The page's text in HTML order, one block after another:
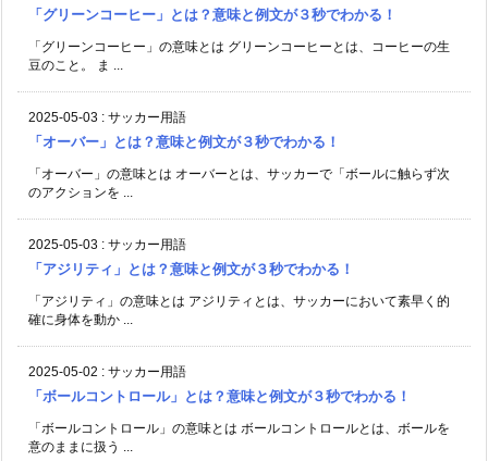
「グリーンコーヒー」とは？意味と例文が３秒でわかる！
「グリーンコーヒー」の意味とは グリーンコーヒーとは、コーヒーの生
豆のこと。 ま ...
2025-05-03 : サッカー用語
「オーバー」とは？意味と例文が３秒でわかる！
「オーバー」の意味とは オーバーとは、サッカーで「ボールに触らず次
のアクションを ...
2025-05-03 : サッカー用語
「アジリティ」とは？意味と例文が３秒でわかる！
「アジリティ」の意味とは アジリティとは、サッカーにおいて素早く的
確に身体を動か ...
2025-05-02 : サッカー用語
「ボールコントロール」とは？意味と例文が３秒でわかる！
「ボールコントロール」の意味とは ボールコントロールとは、ボールを
意のままに扱う ...